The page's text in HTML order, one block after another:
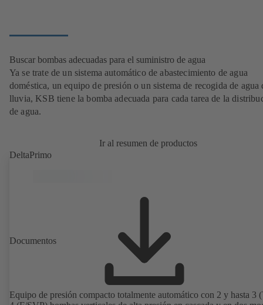
Buscar bombas adecuadas para el suministro de agua
Ya se trate de un sistema automático de abastecimiento de agua
doméstica, un equipo de presión o un sistema de recogida de agua
lluvia, KSB tiene la bomba adecuada para cada tarea de la
de agua.
Ir al resumen de productos
DeltaPrimo
Documentos
Equipo de presión compacto totalmente automático con 2 y hasta 3